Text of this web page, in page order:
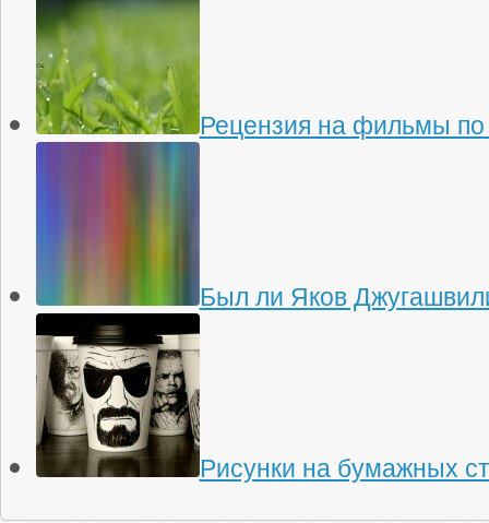
Рецензия на фильмы по
Был ли Яков
Рисунки на бумажных